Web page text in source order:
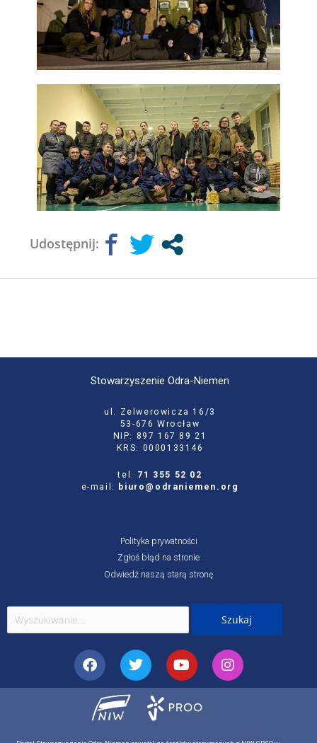
Udostępnij:
Stowarzyszenie Odra-Niemen
ul. Zelwerowicza 16/3
53-676 Wrocław
NIP: 897 167 89 21
KRS: 0000133146
tel: 71 355 52 02
e-mail:
biuro@odraniemen.org
Polityka prywatności
Zgłoś błąd na stronie
Odwiedź naszą starą stronę
Szukaj
dla:
FacebookTwitterYoutubeInstagram